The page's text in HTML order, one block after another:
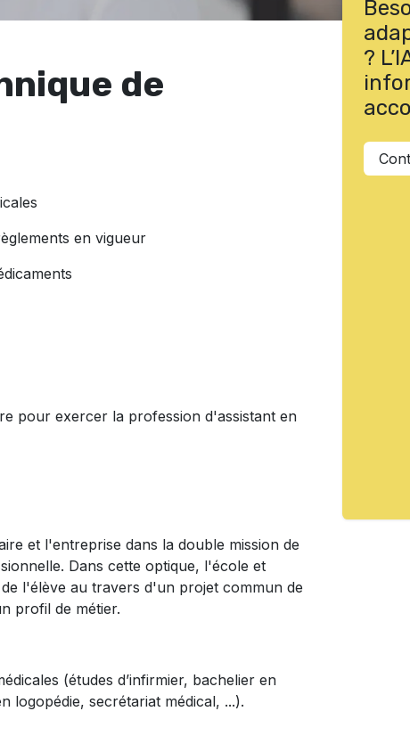
de
en vigueur
pour exercer la profession d'assistant en
et l'entreprise dans la double mission de
Dans cette optique, l'école et
l'élève au travers d'un projet commun de
profil de métier.
(études d’infirmier, bachelier en
logopédie, secrétariat médical, ...).
?